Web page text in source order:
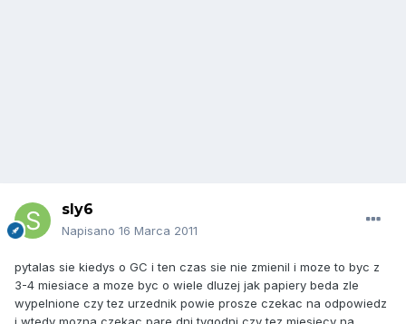
sly6
Napisano 16 Marca 2011
pytalas sie kiedys o GC i ten czas sie nie zmienil i moze to byc z
3-4 miesiace a moze byc o wiele dluzej jak papiery beda zle
wypelnione czy tez urzednik powie prosze czekac na odpowiedz